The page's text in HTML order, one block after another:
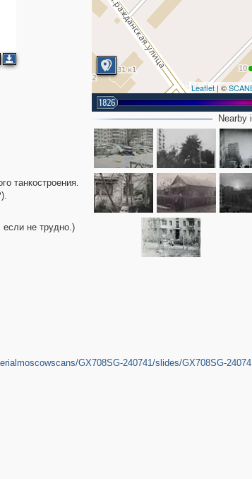
Leaflet | ©
1826
Nearby
танкостроения.
не трудно.)
GX708SG-240741/slides/GX708SG-